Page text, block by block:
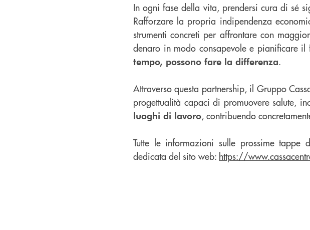
In ogni fase della vita, prendersi cura di sé
Rafforzare la propria indipendenza
strumenti concreti per affrontare con
denaro in modo consapevole e pianificare il
tempo, possono fare la differenza.
Attraverso questa partnership, il Gruppo
progettualità capaci di promuovere salute,
luoghi di lavoro, contribuendo
Tutte le informazioni sulle prossime tappe
dedicata del sito web: https://